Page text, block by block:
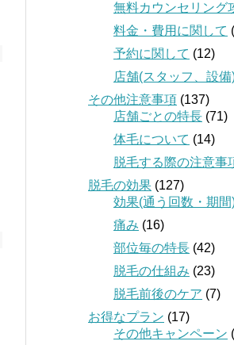
無料カウンセリング
料金・費用に関して
予約に関して (12)
店舗(スタッフ、設備
その他注意事項 (137)
店舗ごとの特長 (71)
体毛について (14)
脱毛する際の注意事
脱毛の効果 (127)
効果(通う回数・期間
痛み (16)
部位毎の特長 (42)
脱毛の仕組み (23)
脱毛前後のケア (7)
お得なプラン (17)
その他キャンペーン